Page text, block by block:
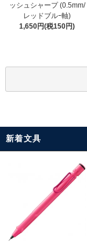
ッシュシャープ (0.5mm/
レッドブルｰ軸)
1,650円(税150円)
新着文具